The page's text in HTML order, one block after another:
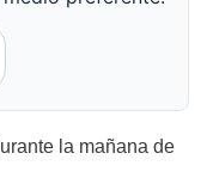
la mañana de